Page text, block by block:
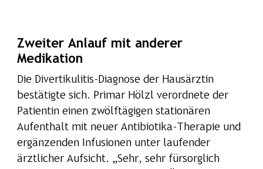
Zweiter Anlauf mit anderer
Medikation
Die Divertikulitis-Diagnose der Hausärztin
bestätigte sich. Primar Hölzl verordnete der
Patientin einen zwölftägigen stationären
Aufenthalt mit neuer Antibiotika-Therapie und
ergänzenden Infusionen unter laufender
ärztlicher Aufsicht. „Sehr, sehr fürsorglich